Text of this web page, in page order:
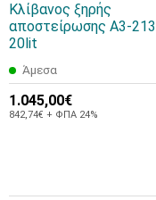
Κλίβανος ξηρής
αποστείρωσης A3-
20lit
Άμεσα
1.045,00€
842,74€ + ΦΠΑ 24%